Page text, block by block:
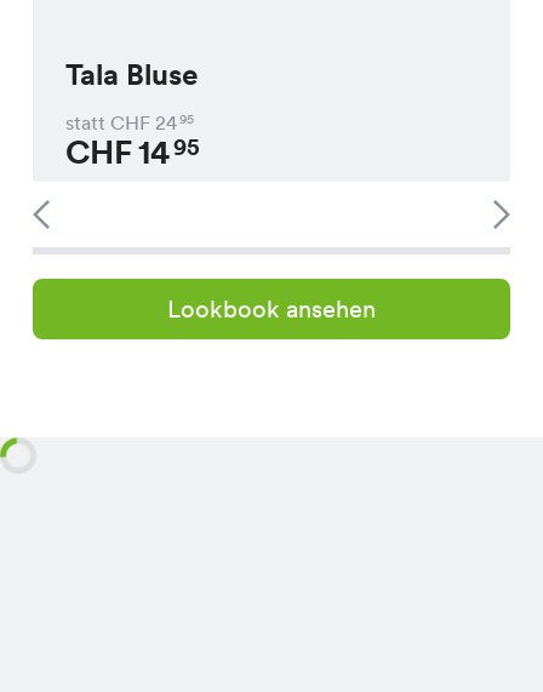
Tala Bluse
statt CHF 2495
CHF1495
Lookbook ansehen